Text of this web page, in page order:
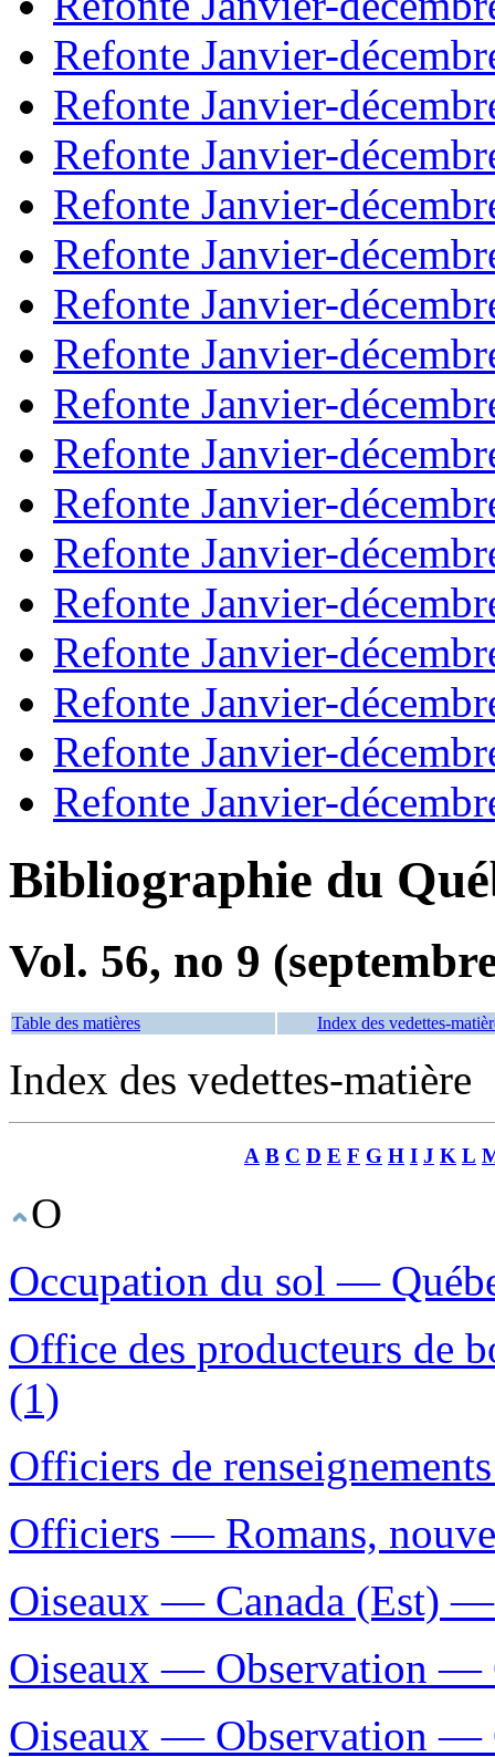
Refonte Janvier-
Refonte Janvier-
Refonte Janvier-
Refonte Janvier-
Refonte Janvier-
Refonte Janvier-
Refonte Janvier-
Refonte Janvier-
Refonte Janvier-
Refonte Janvier-
Refonte Janvier-
Refonte Janvier-
Refonte Janvier-
Refonte Janvier-
Refonte Janvier-
Refonte Janvier-
Bibliographie du
Vol. 56, no 9
Table des matières Index des vedettes-
Index des vedettes-matière
A B C D E F G H I J K L
O
Occupation du sol —
Office des producteurs de
(1)
Officiers de
Officiers — Romans,
Oiseaux — Canada (Est)
Oiseaux — Observation —
Oiseaux — Observation —